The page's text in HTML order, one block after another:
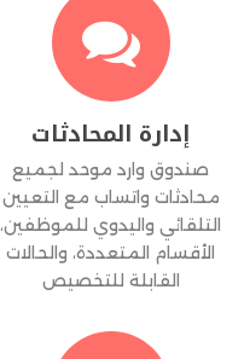

إدارة المحادثات
صندوق وارد موحد لجميع
محادثات واتساب مع التعيين
التلقائي واليدوي للموظفين،
الأقسام المتعددة، والحالات
القابلة للتخصيص